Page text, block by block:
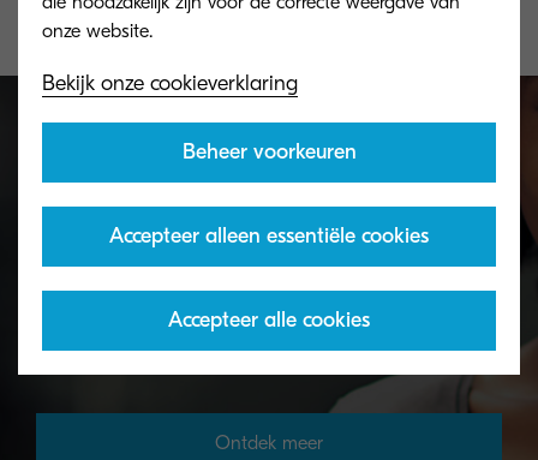
Toner recycling programma
Met het tonerrecyclageprogramma van KYOCERA
kunnen organisaties toners op verschillende
manieren retourneren.
Ontdek meer
Bekijk onze cookieverklaring
Beheer voorkeuren
Accepteer alleen essentiële cookies
Accepteer alle cookies